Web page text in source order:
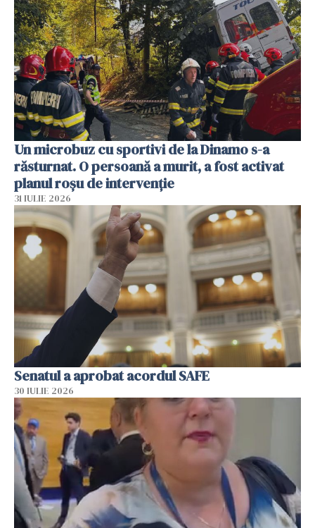
Un microbuz cu sportivi de la Dinamo s-a
răsturnat. O persoană a murit, a fost activat
planul roșu de intervenție
31 IULIE 2026
Senatul a aprobat acordul SAFE
30 IULIE 2026